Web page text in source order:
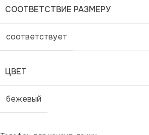
СООТВЕТСТВИЕ РАЗМЕРУ
соответствует
ЦВЕТ
бежевый